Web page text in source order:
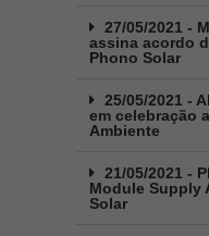
27/05/2021 -
assina acordo
Phono Solar
25/05/2021 -
em celebração
Ambiente
21/05/2021 -
Module Supply
Solar